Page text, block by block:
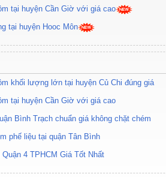
tại huyện Cần Giờ với giá cao
tại huyện Hooc Môn
khối lượng lớn tại huyện Củ Chi đúng giá
tại huyện Cần Giờ với giá cao
Bình Trạch chuẩn giá không chặt chém
phế liệu tại quận Tân Bình
4 TPHCM Giá Tốt Nhất